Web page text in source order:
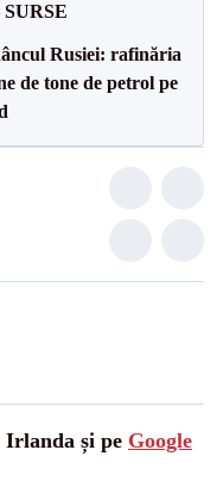
SURSE
Rusiei: rafinăria
de tone de petrol pe
Irlanda și pe Google